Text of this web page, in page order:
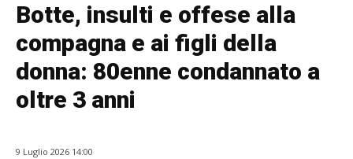
Botte, insulti e offese alla
compagna e ai figli della
donna: 80enne condannato a
oltre 3 anni
9 Luglio 2026 14:00